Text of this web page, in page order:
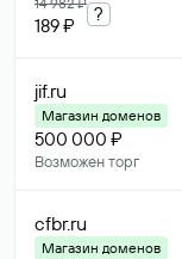
189 ₽
?
jif.ru
Магазин доменов
500 000 ₽
Возможен торг
cfbr.ru
Магазин доменов